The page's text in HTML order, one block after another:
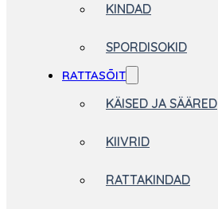
KINDAD
SPORDISOKID
RATTASÕIT
KÄISED JA SÄÄRED
KIIVRID
RATTAKINDAD